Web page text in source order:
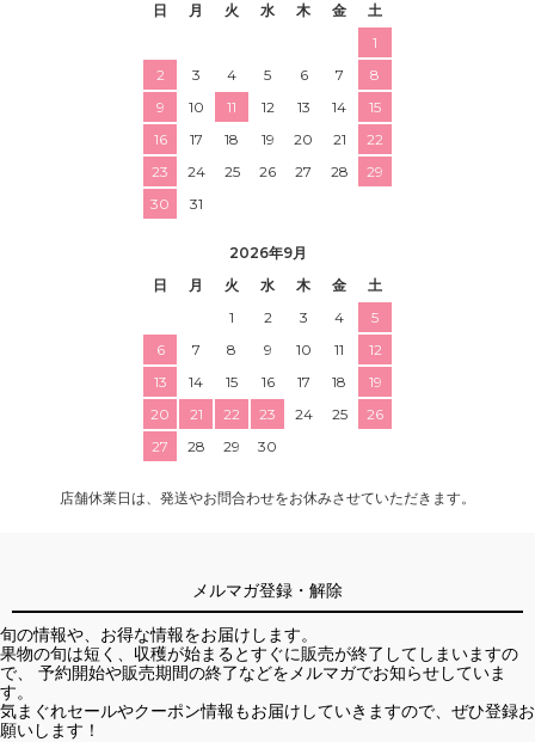
日
月 火 水 木 金
土
1
2
3 4 5 6 7
8
9
10 11 12 13 14
15
16
17 18 19 20 21
22
23
24 25 26 27 28
29
30
31
2026年9月
日
月 火 水 木 金
土
1
2 3 4
5
6
7 8 9 10 11
12
13
14 15 16 17 18
19
20
21 22 23 24 25
26
27
28 29 30
店舗休業日は、発送やお問合わせをお休みさせていただきます。
メルマガ登録・解除
旬の情報や、お得な情報をお届けします。
果物の旬は短く、収穫が始まるとすぐに販売が終了してしまいますの
で、 予約開始や販売期間の終了などをメルマガでお知らせしていま
す。
気まぐれセールやクーポン情報もお届けしていきますので、ぜひ登録お
願いします！